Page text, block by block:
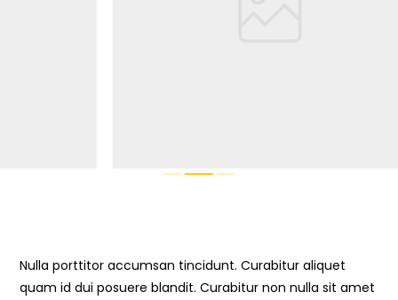
Nulla porttitor accumsan tincidunt. Curabitur aliquet
quam id dui posuere blandit. Curabitur non nulla sit amet